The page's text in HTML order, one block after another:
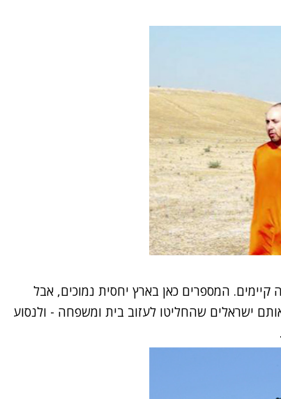
המספרים כאן בארץ יחסית נמוכים, אבל
ישראלים שהחליטו לעזוב בית ומשפחה - ולנסוע